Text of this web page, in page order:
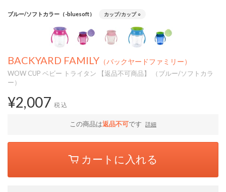
ブルー/ソフトカラー（-bluesoft） カップ/カップ ○
BACKYARD FAMILY （バックヤードファミリー）
WOW CUP ベビー トライタン 【返品不可商品】 （ブルー/ソフトカラ
ー）
¥2,007 税込
この商品は返品不可です 詳細
カートに入れる